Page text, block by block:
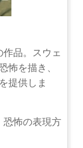
品。スウェ
怖を描き、
提供しま
恐怖の表現方